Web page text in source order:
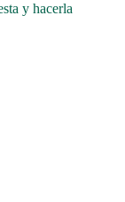
y hacerla